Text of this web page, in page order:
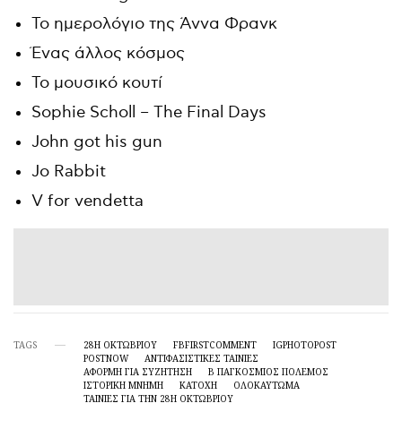
Το ημερολόγιο της Άννα Φρανκ
Ένας άλλος κόσμος
Το μουσικό κουτί
Sophie Scholl – The Final Days
John got his gun
Jo Rabbit
V for vendetta
TAGS 28Η ΟΚΤΩΒΡΙΟΥ FBFIRSTCOMMENT
IGPHOTOPOST
POSTNOW
ΑΝΤΙΦΑΣΙΣΤΙΚΈΣ ΤΑΙΝΊΕΣ
ΑΦΟΡΜΉ ΓΙΑ ΣΥΖΉΤΗΣΗ
Β ΠΑΓΚΌΣΜΙΟΣ ΠΌΛΕΜΟΣ
ΙΣΤΟΡΙΚΉ ΜΝΉΜΗ
ΚΑΤΟΧΉ
ΟΛΟΚΑΎΤΩΜΑ
ΤΑΙΝΊΕΣ ΓΙΑ ΤΗΝ 28Η ΟΚΤΩΒΡΊΟΥ